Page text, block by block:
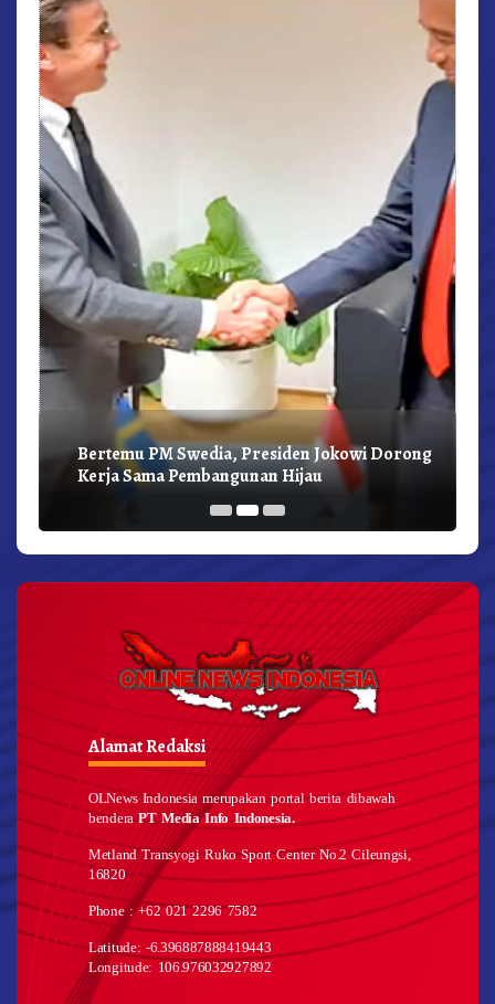
Bertemu PM Swedia, Presiden Jokowi Dorong
Kerja Sama Pembangunan Hijau
Alamat Redaksi
OLNews Indonesia merupakan portal berita dibawah
benderaPT Media Info Indonesia.
Metland Transyogi Ruko Sport Center No.2 Cileungsi,
16820
Phone : +62 021 2296 7582
Latitude: -6.396887888419443
Longitude: 106.976032927892